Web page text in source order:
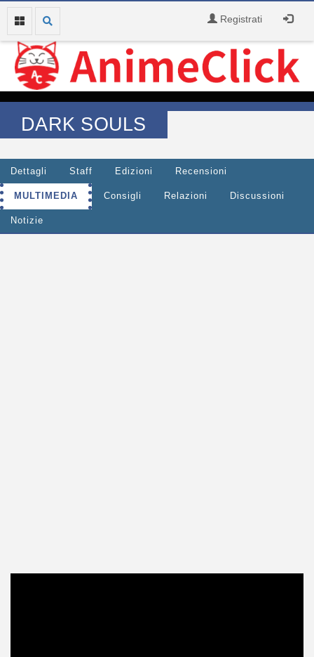
Registrati
DARK SOULS
Dettagli Staff Edizioni Recensioni
MULTIMEDIA Consigli Relazioni Discussioni
Notizie